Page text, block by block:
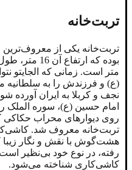
تربت‌خانه
تربت‌خانه یکی از
متر است. زمانی که
(ع) و فرزندش را به سلطانیه
نجف و کربلا به ایران آورده
امام حسین (ع)، سوره الملک
روی دیوارهای محراب حکاکی
تربت‌خانه معروف شد.
هشت‌گوش با نقش و نگار زیبا
رفته، در نوع خود بی‌نظیر
کاشی‌کاری شناخته می‌شود.